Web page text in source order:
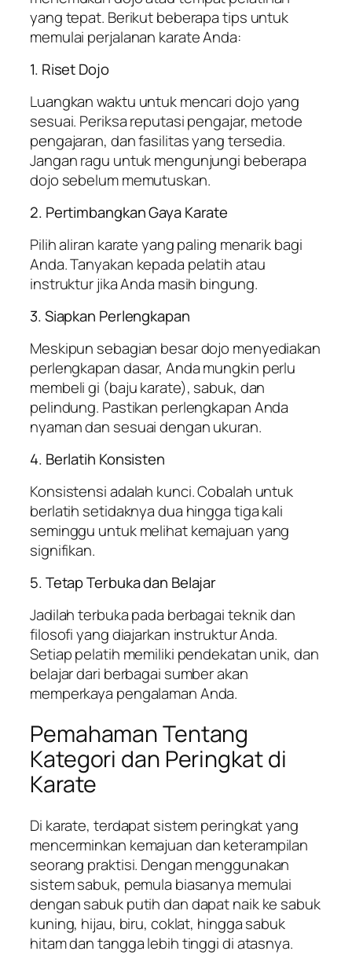
yang tepat. Berikut beberapa tips untuk
memulai perjalanan karate Anda:
1. Riset Dojo
Luangkan waktu untuk mencari dojo yang
sesuai. Periksa reputasi pengajar, metode
pengajaran, dan fasilitas yang tersedia.
Jangan ragu untuk mengunjungi beberapa
dojo sebelum memutuskan.
2. Pertimbangkan Gaya Karate
Pilih aliran karate yang paling menarik bagi
Anda. Tanyakan kepada pelatih atau
instruktur jika Anda masih bingung.
3. Siapkan Perlengkapan
Meskipun sebagian besar dojo menyediakan
perlengkapan dasar, Anda mungkin perlu
membeli gi (baju karate), sabuk, dan
pelindung. Pastikan perlengkapan Anda
nyaman dan sesuai dengan ukuran.
4. Berlatih Konsisten
Konsistensi adalah kunci. Cobalah untuk
berlatih setidaknya dua hingga tiga kali
seminggu untuk melihat kemajuan yang
signifikan.
5. Tetap Terbuka dan Belajar
Jadilah terbuka pada berbagai teknik dan
filosofi yang diajarkan instruktur Anda.
Setiap pelatih memiliki pendekatan unik, dan
belajar dari berbagai sumber akan
memperkaya pengalaman Anda.
Pemahaman Tentang
Kategori dan Peringkat di
Karate
Di karate, terdapat sistem peringkat yang
mencerminkan kemajuan dan keterampilan
seorang praktisi. Dengan menggunakan
sistem sabuk, pemula biasanya memulai
dengan sabuk putih dan dapat naik ke sabuk
kuning, hijau, biru, coklat, hingga sabuk
hitam dan tangga lebih tinggi di atasnya.